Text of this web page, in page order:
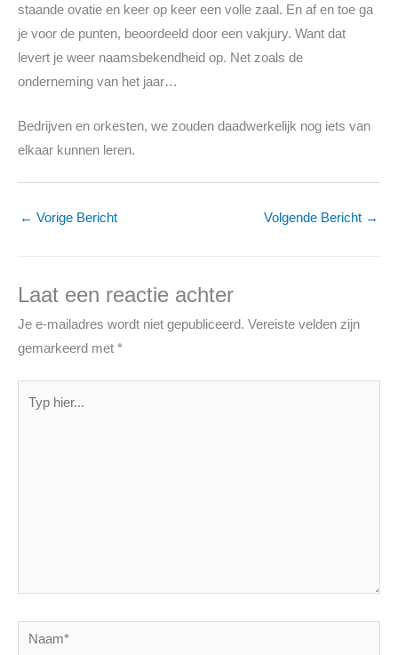
staande ovatie en keer op keer een volle zaal. En af en toe ga
je voor de punten, beoordeeld door een vakjury. Want dat
levert je weer naamsbekendheid op. Net zoals de
onderneming van het jaar…
Bedrijven en orkesten, we zouden daadwerkelijk nog iets van
elkaar kunnen leren.
← Vorige Bericht Volgende Bericht →
Laat een reactie achter
Je e-mailadres wordt niet gepubliceerd. Vereiste velden zijn
gemarkeerd met *
Naam*